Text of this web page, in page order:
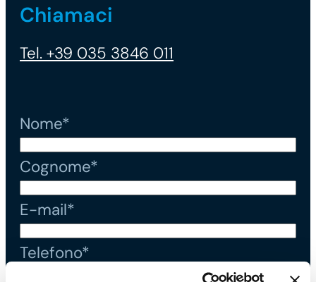
Chiamaci
Tel. +39 035 3846 011
Nome*
Cognome*
E-mail*
Telefono*